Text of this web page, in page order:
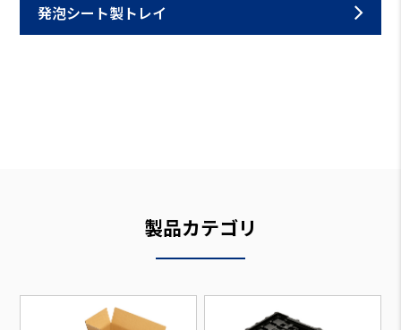
発泡シート製トレイ
製品カテゴリ